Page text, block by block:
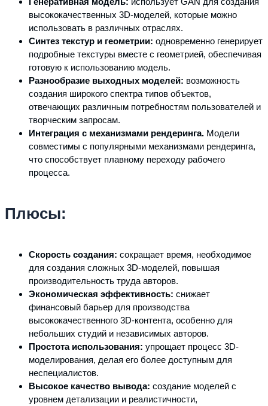
высококачественных 3D-моделей, которые можно
использовать в различных отраслях.
Синтез текстур и геометрии: одновременно генерирует
подробные текстуры вместе с геометрией, обеспечивая
готовую к использованию модель.
Разнообразие выходных моделей: возможность
создания широкого спектра типов объектов,
отвечающих различным потребностям пользователей и
творческим запросам.
Интеграция с механизмами рендеринга. Модели
совместимы с популярными механизмами рендеринга,
что способствует плавному переходу рабочего
процесса.
Плюсы:
Скорость создания: сокращает время, необходимое
для создания сложных 3D-моделей, повышая
производительность труда авторов.
Экономическая эффективность: снижает
финансовый барьер для производства
высококачественного 3D-контента, особенно для
небольших студий и независимых авторов.
Простота использования: упрощает процесс 3D-
моделирования, делая его более доступным для
неспециалистов.
Высокое качество вывода: создание моделей с
уровнем детализации и реалистичности,